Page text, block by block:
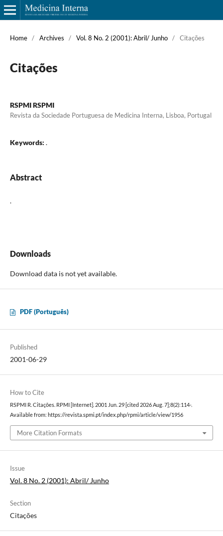
Home / Archives / Vol. 8 No. 2 (2001): Abril/ Junho / Citações
Citações
RSPMI RSPMI
Revista da Sociedade Portuguesa de Medicina Interna, Lisboa, Portugal
Keywords: .
Abstract
.
Downloads
Download data is not yet available.
PDF (Português)
Published
2001-06-29
How to Cite
RSPMI R. Citações. RPMI [Internet]. 2001 Jun. 29 [cited 2026 Aug. 7];8(2):114-.
Available from: https://revista.spmi.pt/index.php/rpmi/article/view/1956
More Citation Formats
Issue
Vol. 8 No. 2 (2001): Abril/ Junho
Section
Citações